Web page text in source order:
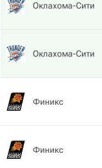
Оклахома-Сити
Оклахома-Сити
Финикс
Финикс